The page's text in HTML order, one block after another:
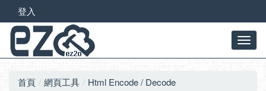
登入
首頁 網頁工具 Html Encode / Decode